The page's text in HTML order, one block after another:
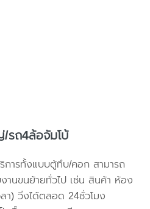
รถ4ล้อจัมโบ้
ารทั้งแบบตู้ทึบ/คอก สามารถ
งานขนย้ายทั่วไป เช่น สินค้า ห้อง
า) วิ่งได้ตลอด 24ชั่วโมง